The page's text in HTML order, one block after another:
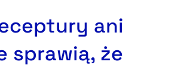
ani
sprawią, że